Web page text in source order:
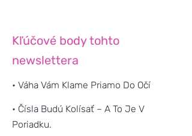
Kľúčové body tohto
newslettera
• Váha Vám Klame Priamo Do Očí
• Čísla Budú Kolísať – A To Je V
Poriadku.